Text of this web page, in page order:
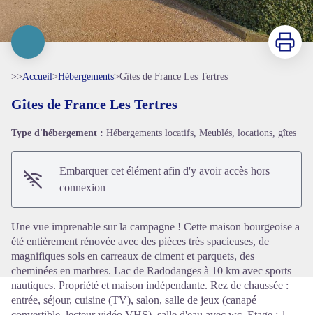
Voir l'image en plein écran
Imprimer
>>Accueil>Hébergements>Gîtes de France Les Tertres
Gîtes de France Les Tertres
Type d'hébergement : Hébergements locatifs, Meublés, locations, gîtes
Embarquer cet élément afin d'y avoir accès hors
connexion
Une vue imprenable sur la campagne ! Cette maison bourgeoise a
été entièrement rénovée avec des pièces très spacieuses, de
magnifiques sols en carreaux de ciment et parquets, des
cheminées en marbres. Lac de Radodanges à 10 km avec sports
nautiques. Propriété et maison indépendante. Rez de chaussée :
entrée, séjour, cuisine (TV), salon, salle de jeux (canapé